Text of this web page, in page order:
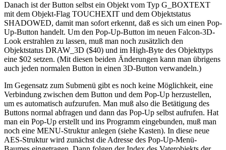
Danach ist der Button selbst ein Objekt vom Typ G_BOXTEXT
mit dem Objekt-Flag TOUCHEXIT und dem Objektstatus
SHADOWED, damit man sofort erkennt, daß es sich um einen Pop-
Up-Button handelt. Um den Pop-Up-Button im neuen Falcon-3D-
Look erstrahlen zu lassen, muß man noch zusätzlich den
Objektstatus DRAW_3D ($40) und im High-Byte des Objekttyps
eine $02 setzen. (Mit diesen beiden Änderungen kann man übrigens
auch jeden normalen Button in einen 3D-Button verwandeln.)
Im Gegensatz zum Submenü gibt es noch keine Möglichkeit, eine
Verbindung zwischen dem Button und dem Pop-Up herzustellen,
um es automatisch aufzurufen. Man muß also die Betätigung des
Buttons normal abfragen und dann das Pop-Up selbst aufrufen. Hat
man ein Pop-Up erstellt und ins Programm eingebunden, muß man
noch eine MENU-Struktur anlegen (siehe Kasten). In diese neue
AES-Struktur wird zunächst die Adresse des Pop-Up-Menü-